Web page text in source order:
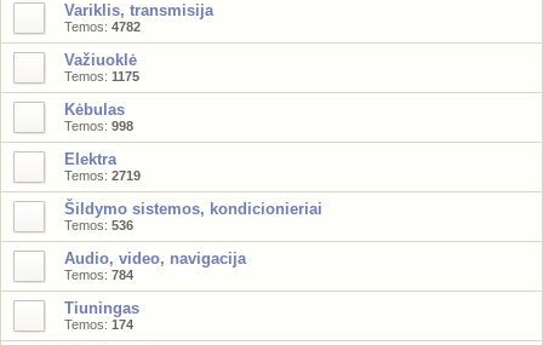
Variklis, transmisija
Temos: 4782
Važiuoklė
Temos: 1175
Kėbulas
Temos: 998
Elektra
Temos: 2719
Šildymo sistemos, kondicionieriai
Temos: 536
Audio, video, navigacija
Temos: 784
Tiuningas
Temos: 174